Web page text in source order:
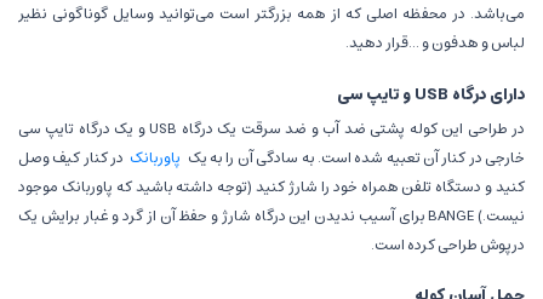
می‌باشد. در محفظه اصلی که از همه بزرگتر است می‌توانید وسایل گوناگونی نظیر
لباس و هدفون و ...قرار دهید.
دارای درگاه USB و تایپ سی
در طراحی این کوله پشتی ضد آب و ضد سرقت یک درگاه USB و یک درگاه تایپ سی
خارجی در کنار آن تعبیه شده است. به سادگی آن را به یک پاوربانک در کنار کیف وصل
کنید و دستگاه تلفن همراه خود را شارژ کنید (توجه داشته باشید که پاوربانک موجود
نیست.) BANGE برای آسیب ندیدن این درگاه شارژ و حفظ آن از گرد و غبار برایش یک
درپوش طراحی کرده است.